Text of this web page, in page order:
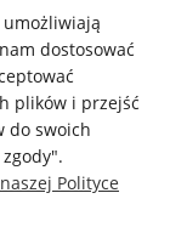
dostosować
plików i przejść
do swoich
Polityce